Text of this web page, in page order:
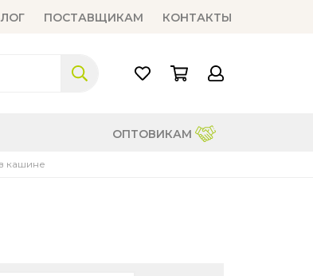
ПОСТАВЩИКАМ КОНТАКТЫ
ОПТОВИКАМ
кашине